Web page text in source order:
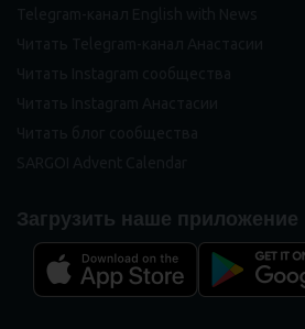
Загрузить наше приложение